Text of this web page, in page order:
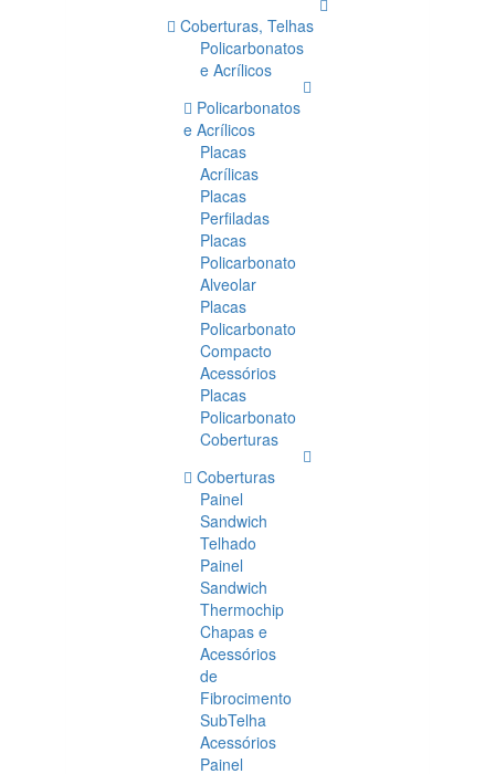
Coberturas, Telhas
Policarbonatos
e Acrílicos
Policarbonatos
e Acrílicos
Placas
Acrílicas
Placas
Perfiladas
Placas
Policarbonato
Alveolar
Placas
Policarbonato
Compacto
Acessórios
Placas
Policarbonato
Coberturas
Coberturas
Painel
Sandwich
Telhado
Painel
Sandwich
Thermochip
Chapas e
Acessórios
de
Fibrocimento
SubTelha
Acessórios
Painel